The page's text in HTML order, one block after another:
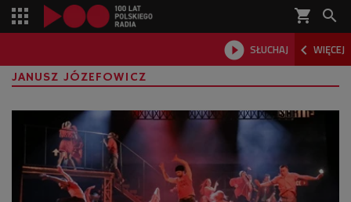
shopping_cart 
 SŁUCHAJ  WIĘCEJ

JANUSZ JÓZEFOWICZ